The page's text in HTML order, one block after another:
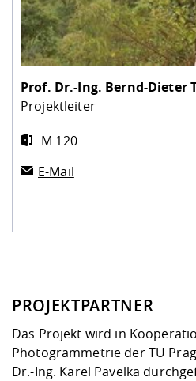
Prof. Dr.-Ing. Bernd-Dieter
Projektleiter
M 120
E-Mail
PROJEKTPARTNER
Das Projekt wird in
Photogrammetrie der TU Prag
Dr.-Ing. Karel Pavelka